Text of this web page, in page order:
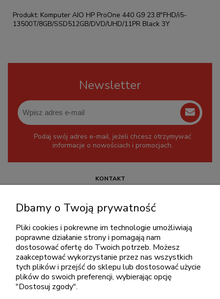
Produkt: Komputer AIO HP ProOne 440 G9 23.8"FHD/i5-
13500T/8GB/SSD512GB/DVD/UHD/11PR Black 3Y
Newsletter
Podaj swój adres e-mail, jeżeli chcesz otrzymywać
informacje o nowościach i promocjach.
KONTAKT
pon.-piąt.: 08:00-16:00
sklep@cebit.pl
ZAKUPY
Dbamy o Twoją prywatność
Pliki cookies i pokrewne im technologie umożliwiają
poprawne działanie strony i pomagają nam
dostosować ofertę do Twoich potrzeb. Możesz
zaakceptować wykorzystanie przez nas wszystkich
tych plików i przejść do sklepu lub dostosować użycie
plików do swoich preferencji, wybierając opcję
"Dostosuj zgody".